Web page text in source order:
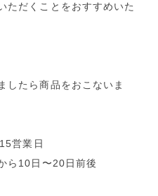
ただくことをおすすめいた
したら商品をおこないま
営業日
ら10日〜20日前後